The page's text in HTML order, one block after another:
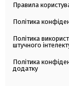
Правила
Політика
Політика
штучного
Політика
додатку